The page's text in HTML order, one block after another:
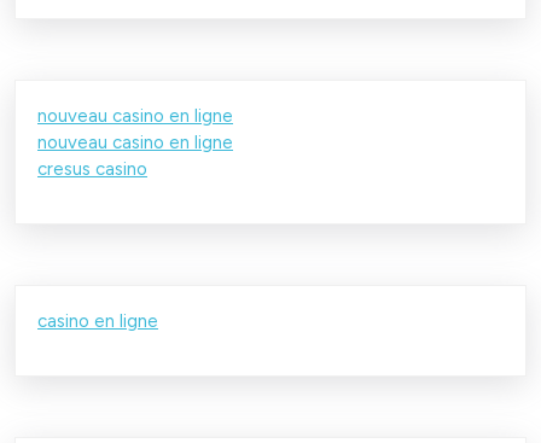
nouveau casino en ligne
nouveau casino en ligne
cresus casino
casino en ligne